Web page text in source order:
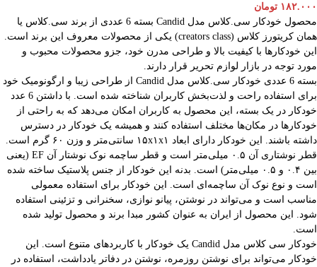
۱۸۲.۰۰۰ تومان
محصول خودکار سی.کلاس مدل Candid بسته 6 عددی از برند سی.کلاس یا
همان کریتورز کلاس (creators class) یکی از محصولات معروف این برند است.
این خودکارها با کیفیت بالا و طراحی مدرن خود، جزو محصولات محبوب و
مورد توجه در بازار لوازم تحریر قرار دارند.
بسته 6 عددی خودکار سی.کلاس مدل Candid از طراحی زیبا و ارگونومیک خود
برای استفاده راحت و لذت‌بخش کاربران شناخته شده است. با داشتن 6 عدد
خودکار در یک بسته، این محصول به کاربران امکان می‌دهد که به راحتی از
خودکارها در مکان‌ها مختلف استفاده کنند و همیشه یک خودکار در دسترس
داشته باشند. این خودکار دارای ابعاد ۱۵x۱x۱ سانتی‌متر و وزن ۶۰ گرم است.
قطر نوشتاری آن ۰.۵ میلی‌متر است و قطر ساچمه نوک نوشتار آن EF (یعنی
بین ۰.۴ و ۰.۵ میلی‌متر) است. بدنه این خودکار از جنس پلاستیک ساخته شده
است و نوع نوک آن ساچمه‌ای است. این خودکار برای استفاده معمولی
مناسب است و می‌تواند در نوشتن، پیانو نوازی، سخنرانی و تزئینی استفاده
شود. این محصول از ایران به عنوان کشور مبدا برند و محصول تولید شده
است.
خودکار سی کلاس مدل Candid یک خودکار با کاربردهای متنوع است. این
خودکار می‌تواند برای نوشتن روزمره، نوشتن در دفاتر یادداشت، استفاده در